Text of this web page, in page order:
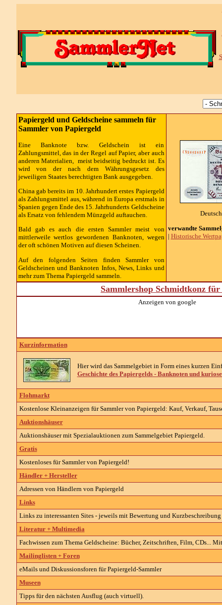
Papiergeld und Geldscheine sammeln für
Sammler von Papiergeld
Eine Banknote bzw. Geldschein ist ein
Zahlungsmittel, das in der Regel auf Papier, aber auch
anderen Materialien, meist beidseitig bedruckt ist. Es
wird von der nach dem Währungsgesetz des
jeweiligen Staates berechtigten Bank ausgegeben.
China gab bereits im 10. Jahrhundert erstes Papiergeld
als Zahlungsmittel aus, während in Europa erstmals in
Spanien gegen Ende des 15. Jahrhunderts Geldscheine
als Ersatz von fehlendem Münzgeld auftauchen.
Bald gab es auch die ersten Sammler meist von
mittlerweile wertlos gewordenen Banknoten, wegen
der oft schönen Motiven auf diesen Scheinen.
Auf den folgenden Seiten finden Sammler von
Geldscheinen und Banknoten Infos, News, Links und
mehr zum Thema Papiergeld sammeln.
verwandte
| Historische
Sammlershop Schmidtkonz
Anzeigen von google
Kurzinformation
Hier wird das Sammelgebiet in Form eines kurzen
Geschichte des Papiergelds - Banknoten und
Flohmarkt
Kostenlose Kleinanzeigen für Sammler von Papiergeld: Kauf, Verkauf,
Auktionshäuser
Auktionshäuser mit Spezialauktionen zum Sammelgebiet Papiergeld.
Gratis
Kostenloses für Sammler von Papiergeld!
Händler + Hersteller
Adressen von Händlern von Papiergeld
Links
Links zu interessanten Sites - jeweils mit Bewertung und
Literatur + Multimedia
Fachwissen zum Thema Geldscheine: Bücher, Zeitschriften, Film, CDs...
Mailinglisten + Foren
eMails und Diskussionsforen für Papiergeld-Sammler
Museen
Tipps für den nächsten Ausflug (auch virtuell).